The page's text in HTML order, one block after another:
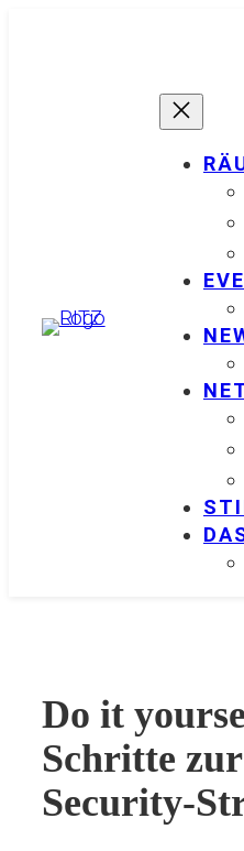
Do it
Schritte
Security-